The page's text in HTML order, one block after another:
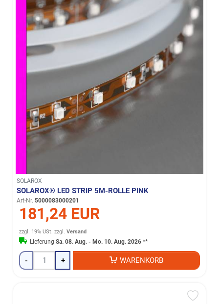
SOLAROX
SOLAROX® LED STRIP 5M-ROLLE PINK
Art-Nr. 5000083000201
181,24 EUR
zzgl. 19% USt. zzgl.Versand
LieferungSa. 08. Aug. - Mo. 10. Aug. 2026 **
- + WARENKORB